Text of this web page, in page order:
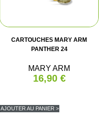
CARTOUCHES MARY ARM
PANTHER 24
MARY ARM
16,90 €
AJOUTER AU PANIER >